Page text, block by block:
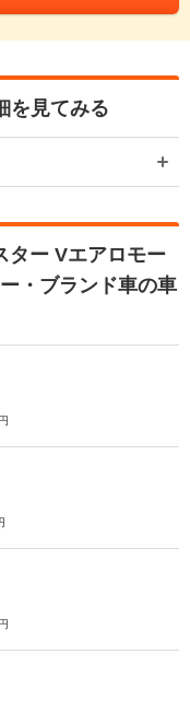
を見てみる
ター Vエアロモー
・ブランド車の車